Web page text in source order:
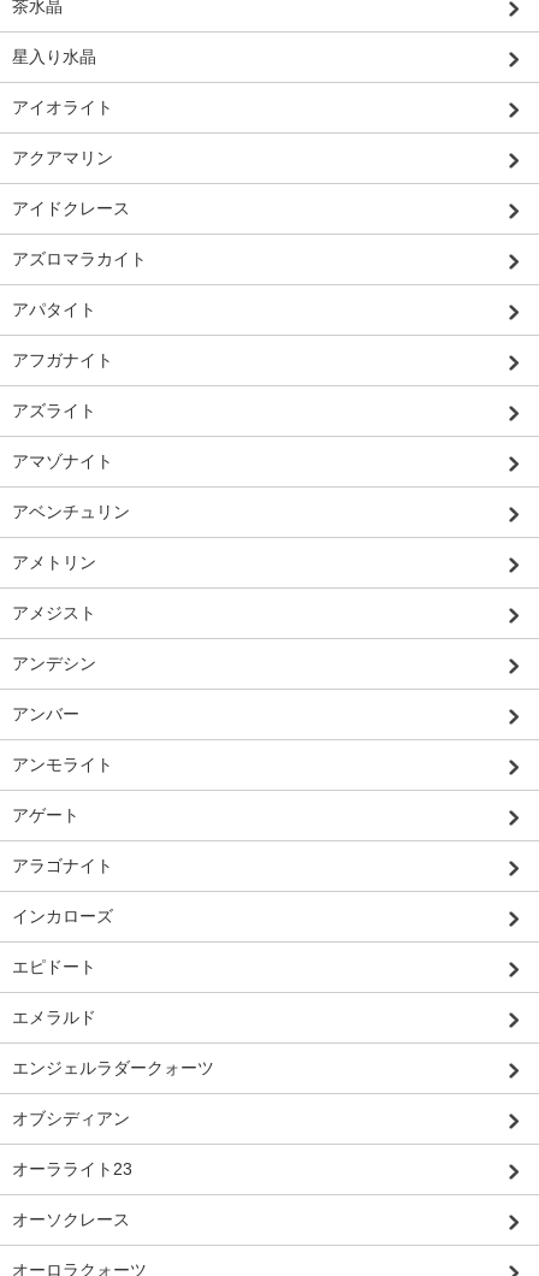
茶水晶
星入り水晶
アイオライト
アクアマリン
アイドクレース
アズロマラカイト
アパタイト
アフガナイト
アズライト
アマゾナイト
アベンチュリン
アメトリン
アメジスト
アンデシン
アンバー
アンモライト
アゲート
アラゴナイト
インカローズ
エピドート
エメラルド
エンジェルラダークォーツ
オブシディアン
オーラライト23
オーソクレース
オーロラクォーツ